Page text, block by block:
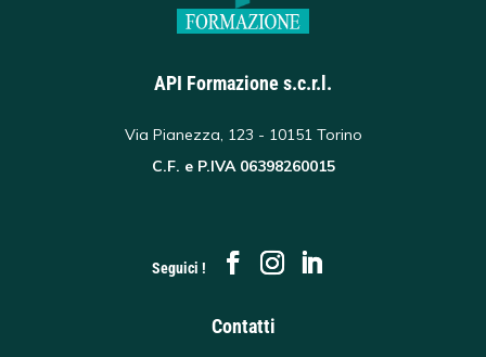
API Formazione s.c.r.l.
Via Pianezza, 123 - 10151 Torino
C.F. e P.IVA 06398260015
Seguici !
Contatti